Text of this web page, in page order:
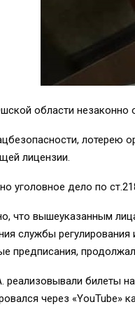
области
лотерею
лицензии.
уголовное дело по
что вышеуказанным
службы
предписания,
билеты
через «YouTube»